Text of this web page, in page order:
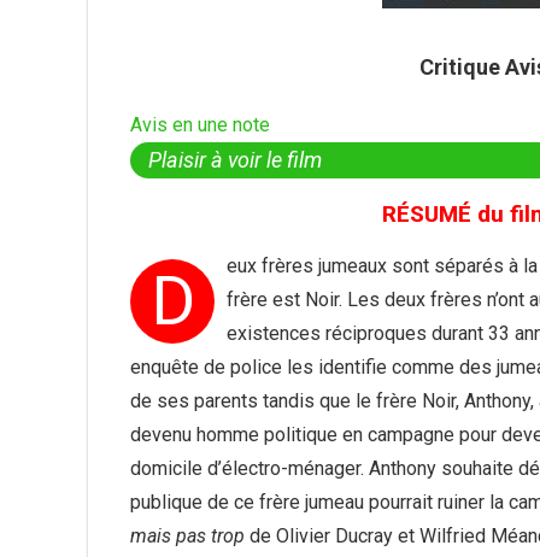
Critique
Avis en une note
Plaisir à voir le film
RÉSUMÉ du
D
eux frères jumeaux sont séparés à
frère est Noir. Les deux frères n’ont
existences réciproques durant 33
enquête de police les identifie comme des
de ses parents tandis que le frère Noir,
devenu homme politique en campagne pour
domicile d’électro-ménager. Anthony souhaite
publique de ce frère jumeau pourrait ruiner la
mais pas trop de Olivier Ducray et Wilfried